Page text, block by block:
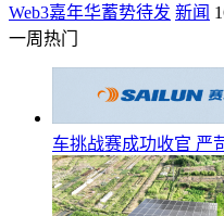
Web3嘉年华蓄势待发 新闻
一周热门
车挑战赛成功收官 严